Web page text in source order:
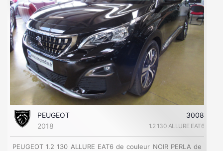
PEUGEOT
3008
2018
1.2 130 ALLURE EAT6
PEUGEOT 1.2 130 ALLURE EAT6 de couleur NOIR PERLA de